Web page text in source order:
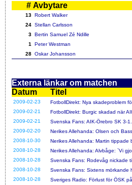
# Avbytare
13 Robert Walker
24 Stellan Carlsson
3 Bertin Samuel Zé Ndille
1
Peter Westman
28 Oskar Johansson
Externa länkar om matchen
Datum
Titel
2009-02-23
FotbollDirekt: Nya skadeproblem
2009-02-21
FotbollDirekt: Burgic skadad när
2009-02-21
Svenska Fans: AIK-Örebro SK 3-
2009-02-20
Nerikes Allehanda: Olsen och
2008-10-30
Nerikes Allehanda: Martin tippade
2008-10-28
Nerikes Allehanda: Alvbåge: `Vi
2008-10-28
Svenska Fans: Rodevåg nickade
2008-10-28
Svenska Fans: Sixtens mörkande
2008-10-28
Sveriges Radio: Förlust för ÖSK